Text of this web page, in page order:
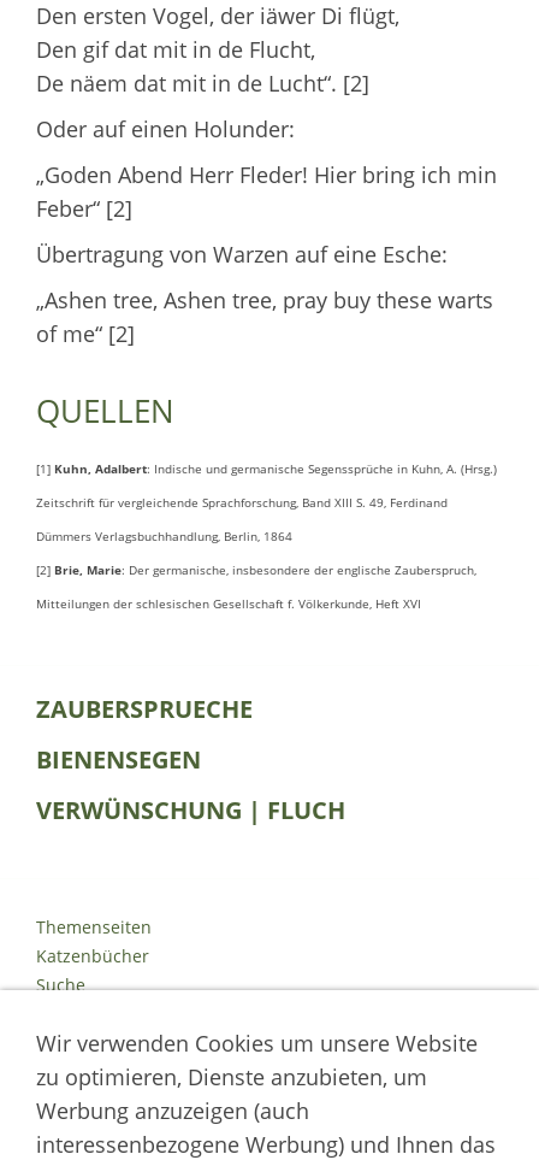
Den ersten Vogel, der iäwer Di flügt,
Den gif dat mit in de Flucht,
De näem dat mit in de Lucht“. [2]
Oder auf einen Holunder:
„Goden Abend Herr Fleder! Hier bring ich min
Feber“ [2]
Übertragung von Warzen auf eine Esche:
„Ashen tree, Ashen tree, pray buy these warts
of me“ [2]
QUELLEN
[1] Kuhn, Adalbert: Indische und germanische Segenssprüche in Kuhn, A. (Hrsg.)
Zeitschrift für vergleichende Sprachforschung, Band XIII S. 49, Ferdinand
Dümmers Verlagsbuchhandlung, Berlin, 1864
[2] Brie, Marie: Der germanische, insbesondere der englische Zauberspruch,
Mitteilungen der schlesischen Gesellschaft f. Völkerkunde, Heft XVI
ZAUBERSPRUECHE
BIENENSEGEN
VERWÜNSCHUNG | FLUCH
Themenseiten
Katzenbücher
Suche
Impressum
Datenschutz
Cookies
Wir verwenden Cookies um unsere Website
zu optimieren, Dienste anzubieten, um
Werbung anzuzeigen (auch
interessenbezogene Werbung) und Ihnen das